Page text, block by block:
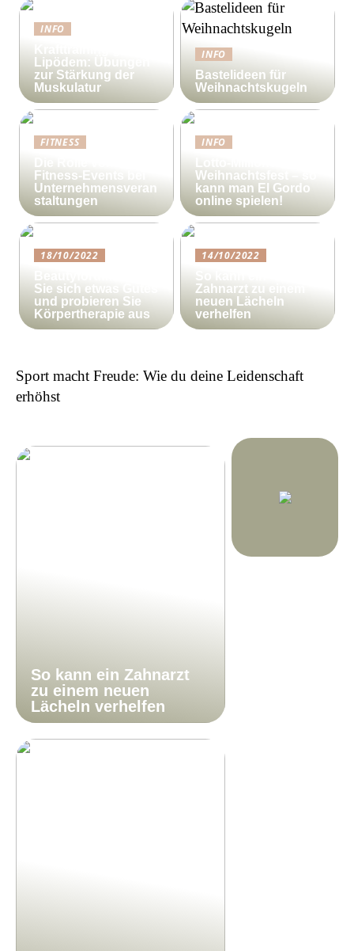
INFO
Lipödem: Übungen
zur Stärkung der
Muskulatur
INFO
Bastelideen für
Weihnachtskugeln
FITNESS
Fitness-Events bei
Unternehmensveran
staltungen
INFO
Weihnachtsfest – so
kann man El Gordo
online spielen!
18/10/2022
Sie sich etwas Gutes
und probieren Sie
Körpertherapie aus
14/10/2022
Zahnarzt zu einem
neuen Lächeln
verhelfen
Sport macht Freude: Wie du deine Leidenschaft
erhöhst
So kann ein Zahnarzt
zu einem neuen
Lächeln verhelfen